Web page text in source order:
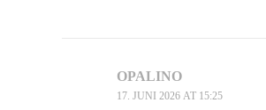
OPALINO
17. JUNI 2026 AT 15:25